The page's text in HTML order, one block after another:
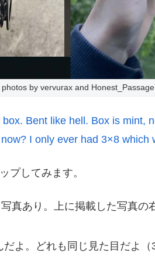
by vervurax and
Bent like hell. Box is mint,
I only ever had 3×8 which
プしてみます。
真あり。上に掲載した写真の
よ。どれも同じ見た目だよ（